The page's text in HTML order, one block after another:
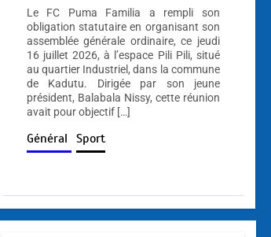
Le FC Puma Familia a rempli son
obligation statutaire en organisant son
assemblée générale ordinaire, ce jeudi
16 juillet 2026, à l’espace Pili Pili, situé
au quartier Industriel, dans la commune
de Kadutu. Dirigée par son jeune
président, Balabala Nissy, cette réunion
avait pour objectif […]
Général Sport